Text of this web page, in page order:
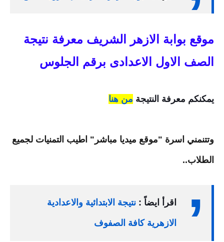
موقع بوابة الازهر الشريف معرفة نتيجة
الصف الاول الاعدادى برقم الجلوس
يمكنكم معرفة النتيجة من هنا
وتتنمني اسرة "موقع ميديا مباشر " اطيب التمنيات لجميع
الطلاب..
اقرأ ايضاً : نتيجة الابتدائية والاعدادية
الازهرية كافة الصفوف